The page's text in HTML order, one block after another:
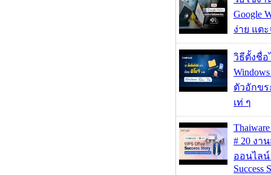
Google
ง่าย แต
วิธีตั้งชื่
ตัวอักข
เท่ ๆ
# 20 งา
ออนไลน์
Success